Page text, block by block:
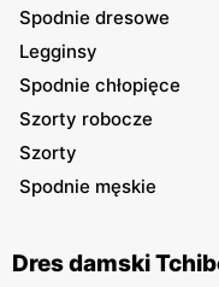
Spodnie dresowe
Legginsy
Spodnie chłopięce
Szorty robocze
Szorty
Spodnie męskie
Dres damski